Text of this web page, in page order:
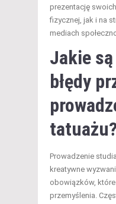
prezentację
fizycznej, jak i na
mediach
Jakie
błędy
Prowadzenie
kreatywne
obowiązków,
przemyślenia.